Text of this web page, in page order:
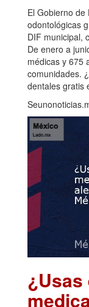
El Gobierno
odontológicas
DIF municipal,
De enero a
médicas y 675
comunidades.
dentales gratis
¿Usas